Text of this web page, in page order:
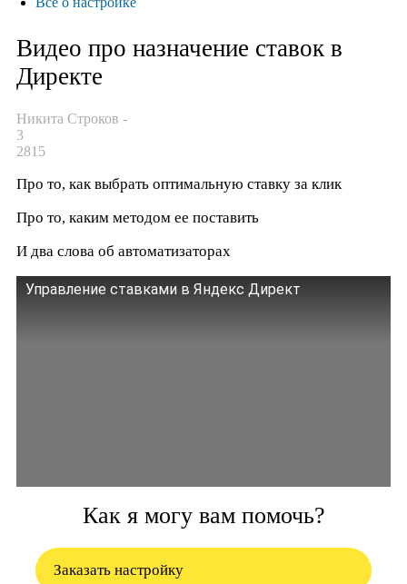
Видео про назначение ставок в
Директе
Никита Строков -
3
2815
Про то, как выбрать оптимальную ставку за клик
Про то, каким методом ее поставить
И два слова об автоматизаторах
Управление ставками в Яндекс Директ
Как я могу вам помочь?
Заказать настройку